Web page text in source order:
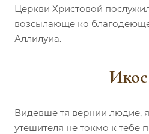
Церкви Христовой
возсылающе ко
Аллилуиа.
Видевше тя вернии людие,
утешителя не токмо к тебе